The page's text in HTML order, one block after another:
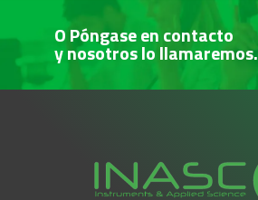
O Póngase en contacto
y nosotros lo llamaremos.